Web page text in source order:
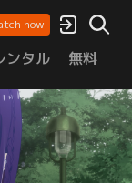
now
ンタル 無料